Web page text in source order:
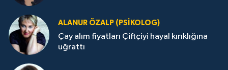
ALANUR ÖZALP (PSIKOLOG)
Çay alım fiyatları Çiftçiyi hayal kırıklığına
uğrattı